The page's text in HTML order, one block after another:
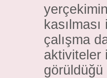
çalışma
aktiviteler